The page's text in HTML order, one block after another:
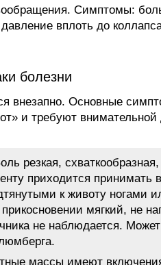
Симптомы:
вплоть до
болезни
внезапно. Основные
и требуют
резкая,
приходится принимать
к животу ногами
мягкий, не
не наблюдается.
массы имеют